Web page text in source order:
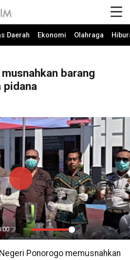
Daerah Ekonomi Olahraga
barang
pidana
Mute Settings
PIP
Play
Ponorogo memusnahkan